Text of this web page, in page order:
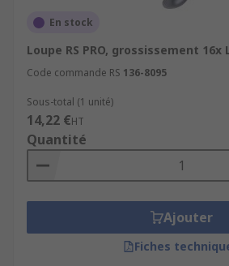
En stock
Loupe RS PRO, grossissement 16x
Code commande RS 136-8095
Sous-total (1 unité)
14,22 €HT
Quantité
Ajouter
Fiches